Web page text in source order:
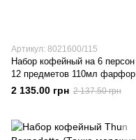
Артикул: 8021600/115
Набор кофейный на 6 персон
12 предметов 110мл фарфор
2 135.00 грн 2 137.50 грн